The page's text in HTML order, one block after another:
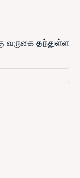
வருகை தந்துள்ள